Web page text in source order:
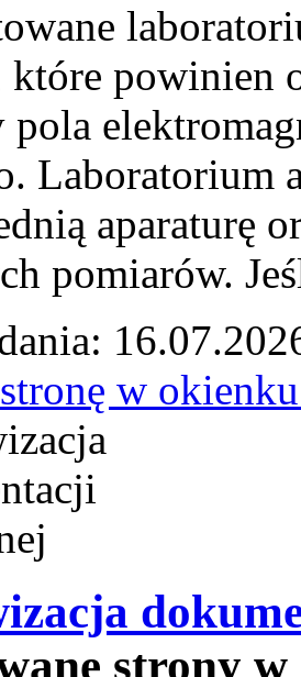
które powinien
pola
Laboratorium
aparaturę
pomiarów.
w
strony